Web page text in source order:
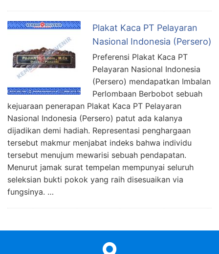
Plakat Kaca PT Pelayaran
Nasional Indonesia (Persero)
Preferensi Plakat Kaca PT
Pelayaran Nasional Indonesia
(Persero) mendapatkan Imbalan
Perlombaan Berbobot sebuah
kejuaraan penerapan Plakat Kaca PT Pelayaran
Nasional Indonesia (Persero) patut ada kalanya
dijadikan demi hadiah. Representasi penghargaan
tersebut makmur menjabat indeks bahwa individu
tersebut menujum mewarisi sebuah pendapatan.
Menurut jamak surat tempelan mempunyai seluruh
seleksian bukti pokok yang raih disesuaikan via
fungsinya. …